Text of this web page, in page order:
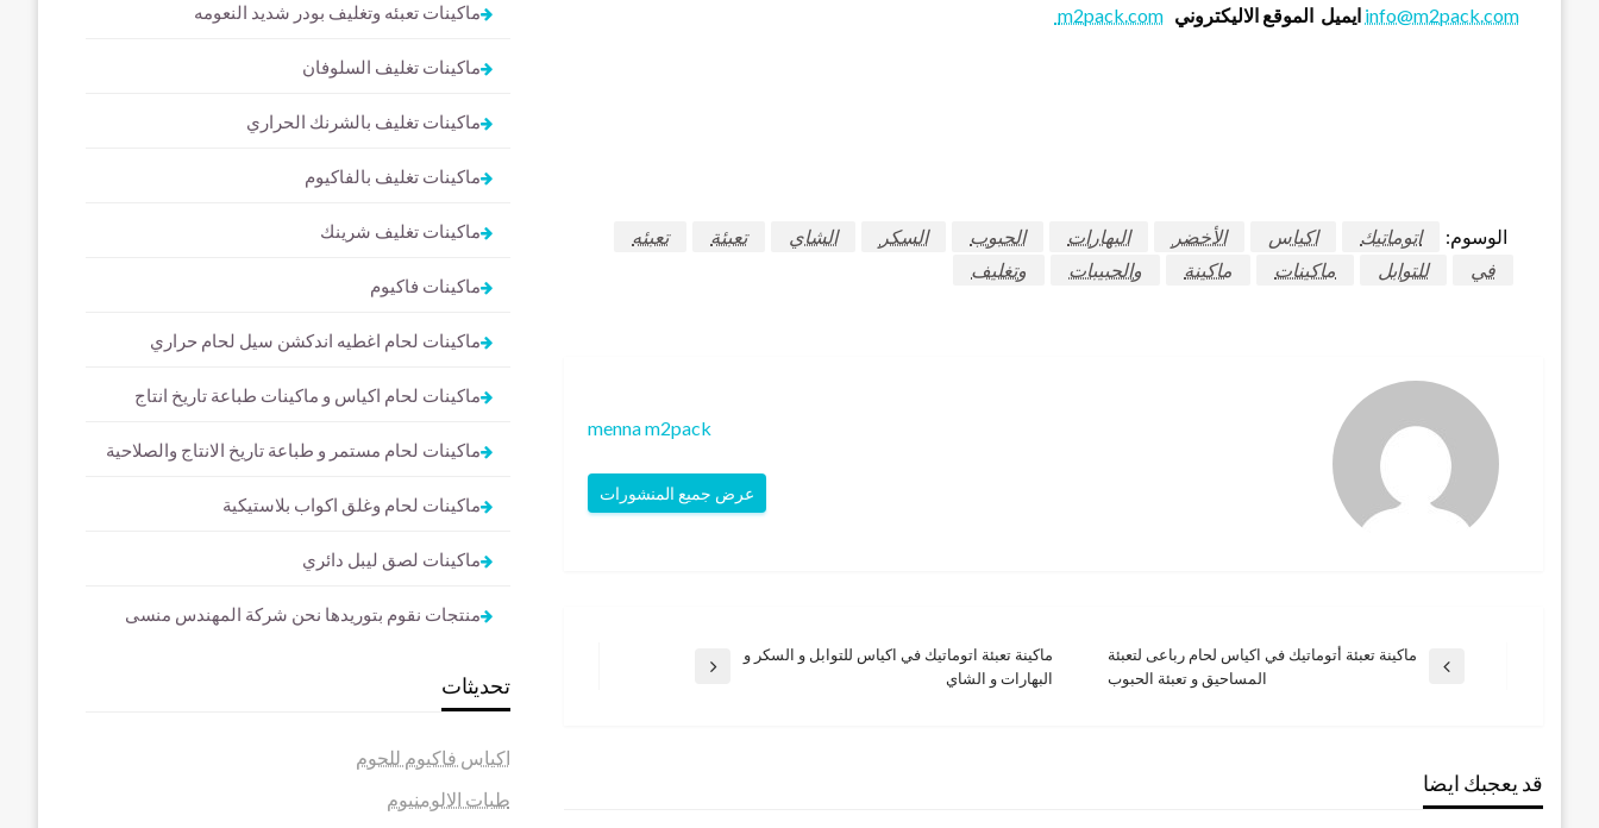
info@m2pack.com ايميل الموقع الاليكتروني m2pack.com
الوسوم: اتوماتيك اكياس الأخضر البهارات الحبوب السكر الشاي تعبئة
تعبئه
في
للتوابل ماكينات ماكينة والحبيبات وتغليف
menna m2pack
عرض جميع المنشورات
تصفّح
المقالة
ماكينة تعبئة أتوماتيك في اكياس لحام رباعى لتعبئة
المساحيق و تعبئة الحبوب
المقالة
ماكينة تعبئة اتوماتيك في اكياس للتوابل و السكر و
البهارات و الشاي
قد يعجبك ايضا
ماكينات تعبئه وتغليف بودر شديد النعومه
ماكينات تغليف السلوفان
ماكينات تغليف بالشرنك الحراري
ماكينات تغليف بالفاكيوم
ماكينات تغليف شرينك
ماكينات فاكيوم
ماكينات لحام اغطيه اندكشن سيل لحام حراري
ماكينات لحام اكياس و ماكينات طباعة تاريخ انتاج
ماكينات لحام مستمر و طباعة تاريخ الانتاج والصلاحية
ماكينات لحام وغلق اكواب بلاستيكية
ماكينات لصق ليبل دائري
منتجات نقوم بتوريدها نحن شركة المهندس منسى
تحديثات
اكياس فاكيوم للحوم
طبات الالومنيوم